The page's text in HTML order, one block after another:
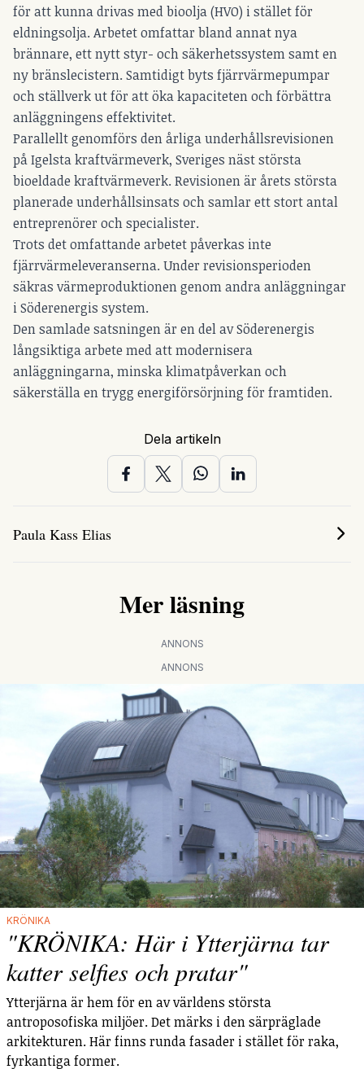
för att kunna drivas med bioolja (HVO) i stället för
eldningsolja. Arbetet omfattar bland annat nya
brännare, ett nytt styr- och säkerhetssystem samt en
ny bränslecistern. Samtidigt byts fjärrvärmepumpar
och ställverk ut för att öka kapaciteten och förbättra
anläggningens effektivitet.
Parallellt genomförs den årliga underhållsrevisionen
på Igelsta kraftvärmeverk, Sveriges näst största
bioeldade kraftvärmeverk. Revisionen är årets största
planerade underhållsinsats och samlar ett stort antal
entreprenörer och specialister.
Trots det omfattande arbetet påverkas inte
fjärrvärmeleveranserna. Under revisionsperioden
säkras värmeproduktionen genom andra anläggningar
i Söderenergis system.
Den samlade satsningen är en del av Söderenergis
långsiktiga arbete med att modernisera
anläggningarna, minska klimatpåverkan och
säkerställa en trygg energiförsörjning för framtiden.
Dela artikeln
Paula Kass Elias
Mer läsning
ANNONS
ANNONS
KRÖNIKA
"KRÖNIKA: Här i Ytterjärna tar
katter selfies och pratar"
Ytterjärna är hem för en av världens största
antroposofiska miljöer. Det märks i den särpräglade
arkitekturen. Här finns runda fasader i stället för raka,
fyrkantiga former.